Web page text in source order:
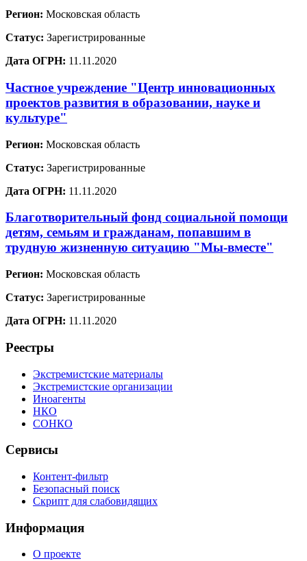
Регион: Московская область
Статус: Зарегистрированные
Дата ОГРН: 11.11.2020
Частное учреждение "Центр инновационных
проектов развития в образовании, науке и
культуре"
Регион: Московская область
Статус: Зарегистрированные
Дата ОГРН: 11.11.2020
Благотворительный фонд социальной помощи
детям, семьям и гражданам, попавшим в
трудную жизненную ситуацию "Мы-вместе"
Регион: Московская область
Статус: Зарегистрированные
Дата ОГРН: 11.11.2020
Реестры
Экстремистские материалы
Экстремистские организации
Иноагенты
НКО
СОНКО
Сервисы
Контент-фильтр
Безопасный поиск
Скрипт для слабовидящих
Информация
О проекте